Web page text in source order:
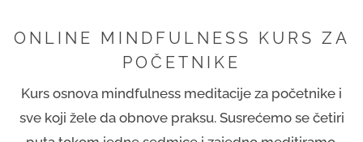
ONLINE MINDFULNESS KURS ZA
POČETNIKE
Kurs osnova mindfulness meditacije za početnike i
sve koji žele da obnove praksu. Susrećemo se četiri